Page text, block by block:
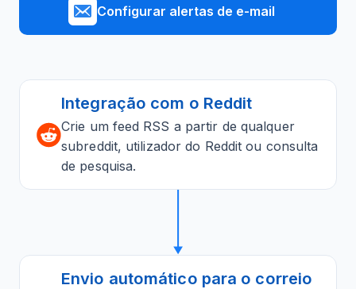
Configurar alertas de e-mail
Integração com o Reddit
Crie um feed RSS a partir de qualquer
subreddit, utilizador do Reddit ou consulta
de pesquisa.
Envio automático para o correio